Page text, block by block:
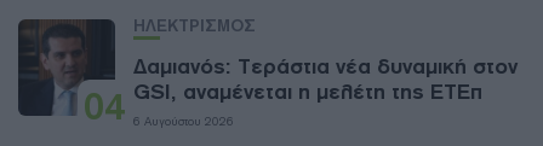
04
ΗΛΕΚΤΡΙΣΜΟΣ
Δαμιανός: Τεράστια νέα δυναμική στον
GSI, αναμένεται η μελέτη της ΕΤΕπ
6 Αυγούστου 2026